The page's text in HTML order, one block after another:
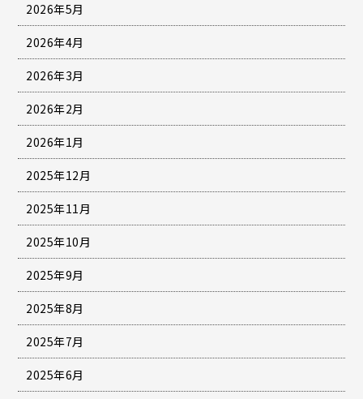
2026年5月
2026年4月
2026年3月
2026年2月
2026年1月
2025年12月
2025年11月
2025年10月
2025年9月
2025年8月
2025年7月
2025年6月